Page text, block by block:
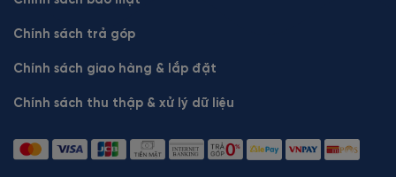
Chính sách trả góp
Chính sách giao hàng & lắp đặt
Chính sách thu thập & xử lý dữ liệu